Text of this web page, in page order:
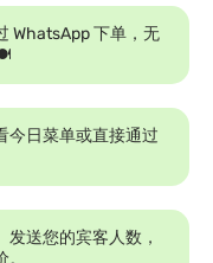
WhatsApp 下单，无
今日菜单或直接通过
送您的宾客人数，